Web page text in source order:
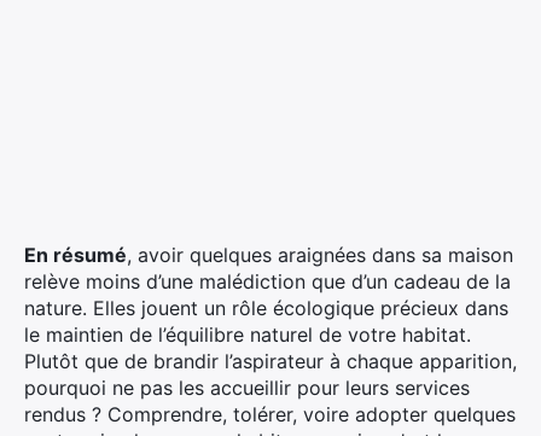
En résumé, avoir quelques araignées dans sa maison
relève moins d’une malédiction que d’un cadeau de la
nature. Elles jouent un rôle écologique précieux dans
le maintien de l’équilibre naturel de votre habitat.
Plutôt que de brandir l’aspirateur à chaque apparition,
pourquoi ne pas les accueillir pour leurs services
rendus ? Comprendre, tolérer, voire adopter quelques